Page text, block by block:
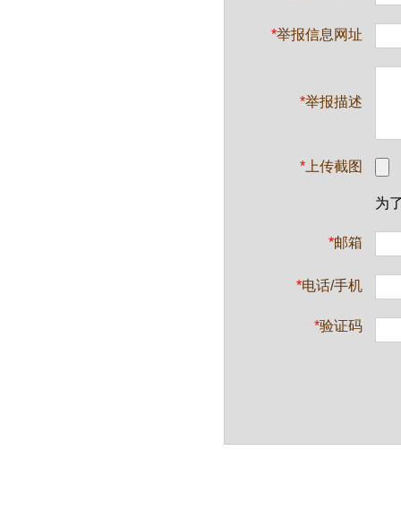
*举报信息网址
*举报描述
*上传截图
为
*邮箱
*电话/手机
*验证码